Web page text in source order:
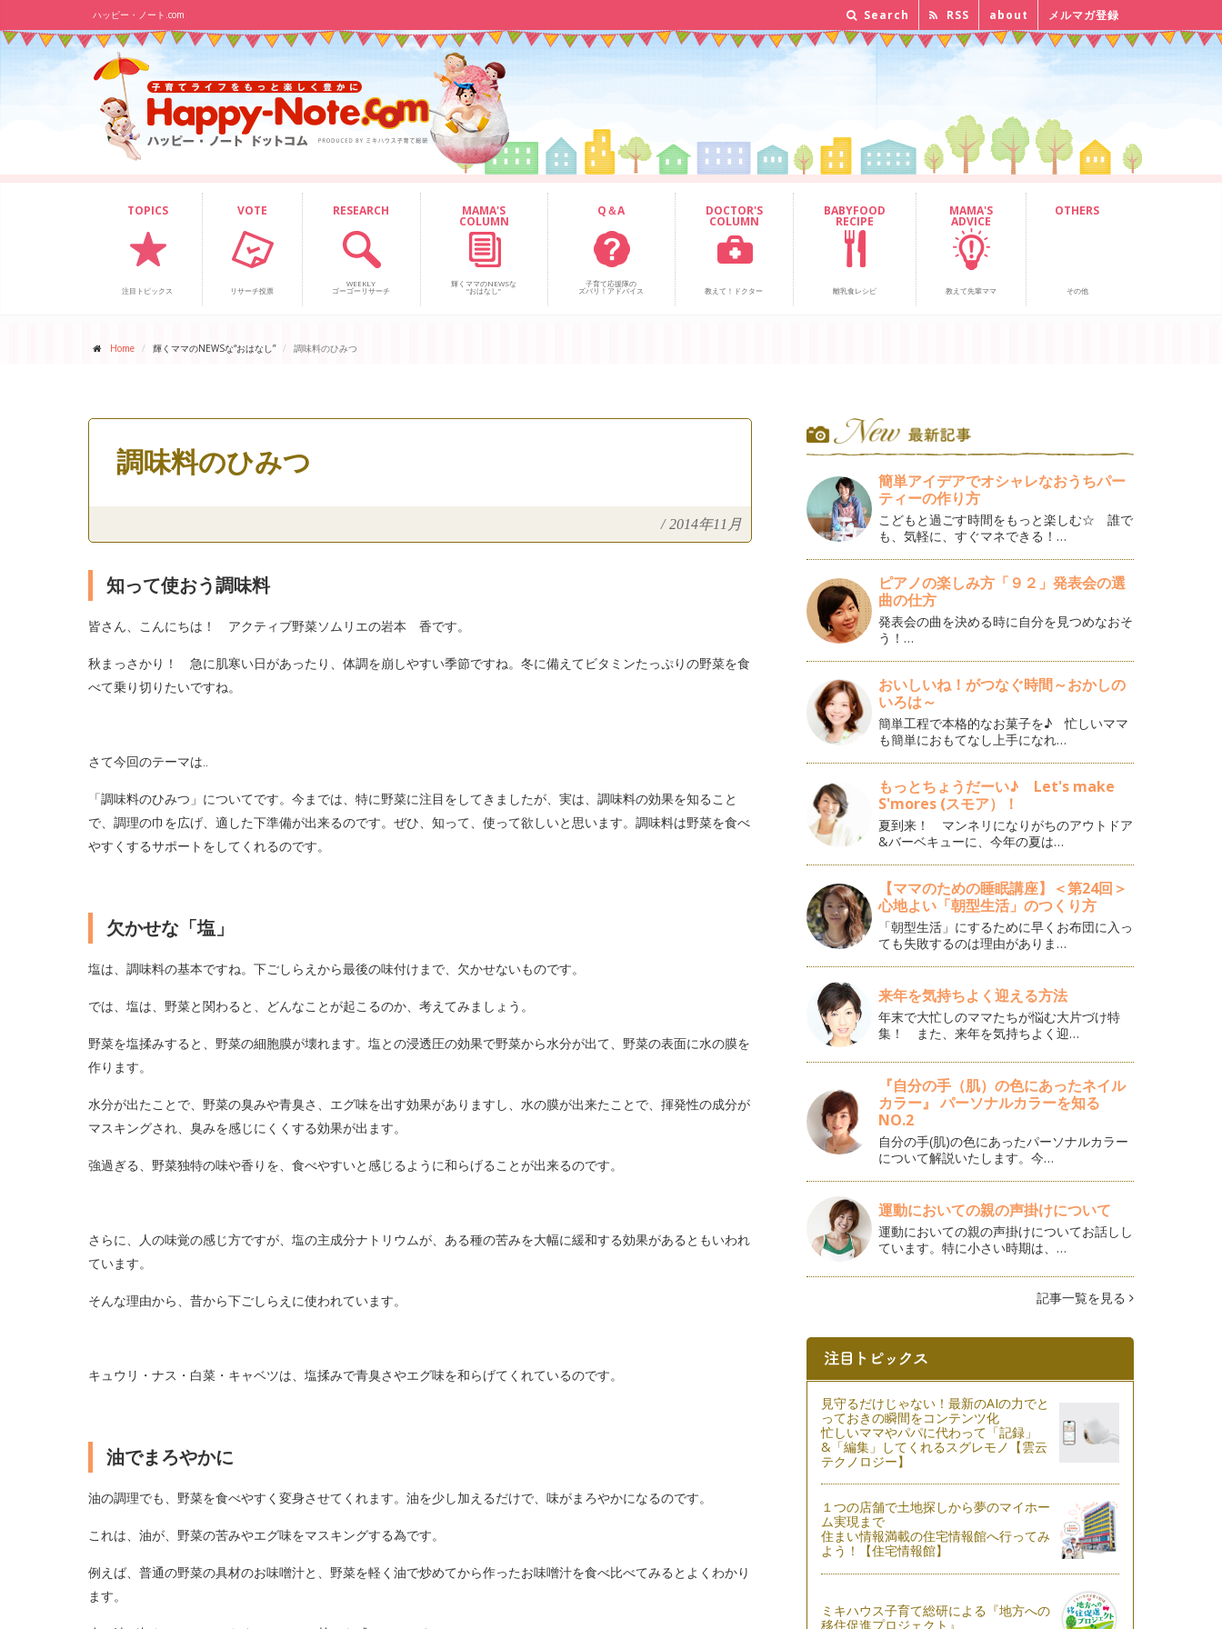
ハッピー・ノート.com Search RSS about メルマガ登録
TOPICS
注目トピックス
VOTE
リサーチ投票
RESEARCH
WEEKLY
ゴーゴーリサーチ
MAMA'S
COLUMN
輝くママのNEWSな
“おはなし”
Q＆A
子育て応援隊の
ズバリ！アドバイス
DOCTOR'S
COLUMN
教えて！ドクター
BABYFOOD
RECIPE
離乳食レシピ
MAMA'S
ADVICE
教えて先輩ママ
OTHERS
その他
Home 輝くママのNEWSな“おはなし” 調味料のひみつ
調味料のひみつ
/ 2014年11月
知って使おう調味料
皆さん、こんにちは！ アクティブ野菜ソムリエの岩本 香です。
秋まっさかり！ 急に肌寒い日があったり、体調を崩しやすい季節ですね。冬に備えてビタミンたっぷりの野菜を食
べて乗り切りたいですね。
さて今回のテーマは‥
「調味料のひみつ」についてです。今までは、特に野菜に注目をしてきましたが、実は、調味料の効果を知ること
で、調理の巾を広げ、適した下準備が出来るのです。ぜひ、知って、使って欲しいと思います。調味料は野菜を食べ
やすくするサポートをしてくれるのです。
欠かせな「塩」
塩は、調味料の基本ですね。下ごしらえから最後の味付けまで、欠かせないものです。
では、塩は、野菜と関わると、どんなことが起こるのか、考えてみましょう。
野菜を塩揉みすると、野菜の細胞膜が壊れます。塩との浸透圧の効果で野菜から水分が出て、野菜の表面に水の膜を
作ります。
水分が出たことで、野菜の臭みや青臭さ、エグ味を出す効果がありますし、水の膜が出来たことで、揮発性の成分が
マスキングされ、臭みを感じにくくする効果が出ます。
強過ぎる、野菜独特の味や香りを、食べやすいと感じるように和らげることが出来るのです。
さらに、人の味覚の感じ方ですが、塩の主成分ナトリウムが、ある種の苦みを大幅に緩和する効果があるともいわれ
ています。
そんな理由から、昔から下ごしらえに使われています。
キュウリ・ナス・白菜・キャベツは、塩揉みで青臭さやエグ味を和らげてくれているのです。
油でまろやかに
油の調理でも、野菜を食べやすく変身させてくれます。油を少し加えるだけで、味がまろやかになるのです。
これは、油が、野菜の苦みやエグ味をマスキングする為です。
例えば、普通の野菜の具材のお味噌汁と、野菜を軽く油で炒めてから作ったお味噌汁を食べ比べてみるとよくわかり
ます。
簡単アイデアでオシャレなおうちパー
ティーの作り方
こどもと過ごす時間をもっと楽しむ☆ 誰で
も、気軽に、すぐマネできる！…
ピアノの楽しみ方「９２」発表会の選
曲の仕方
発表会の曲を決める時に自分を見つめなおそ
う！…
おいしいね！がつなぐ時間～おかしの
いろは～
簡単工程で本格的なお菓子を♪ 忙しいママ
も簡単におもてなし上手になれ…
もっとちょうだーい♪ Let's make
S'mores (スモア）！
夏到来！ マンネリになりがちのアウトドア
&バーベキューに、今年の夏は…
【ママのための睡眠講座】＜第24回＞
心地よい「朝型生活」のつくり方
「朝型生活」にするために早くお布団に入っ
ても失敗するのは理由がありま…
来年を気持ちよく迎える方法
年末で大忙しのママたちが悩む大片づけ特
集！ また、来年を気持ちよく迎…
『自分の手（肌）の色にあったネイル
カラー』 パーソナルカラーを知る
NO.2
自分の手(肌)の色にあったパーソナルカラー
について解説いたします。今…
運動においての親の声掛けについて
運動においての親の声掛けについてお話しし
ています。特に小さい時期は、…
記事一覧を見る
見守るだけじゃない！最新のAIの力でと
っておきの瞬間をコンテンツ化
忙しいママやパパに代わって「記録」
&「編集」してくれるスグレモノ【雲云
テクノロジー】
１つの店舗で土地探しから夢のマイホー
ム実現まで
住まい情報満載の住宅情報館へ行ってみ
よう！【住宅情報館】
ミキハウス子育て総研による『地方への
移住促進プロジェクト』